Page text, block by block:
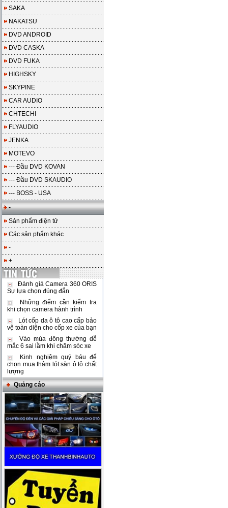
SAKA
NAKATSU
DVD ANDROID
DVD CASKA
DVD FUKA
HIGHSKY
SKYPINE
CAR AUDIO
CHTECHI
FLYAUDIO
JENKA
MOTEVO
--- Đầu DVD KOVAN
--- Đầu DVD SKAUDIO
--- BOSS - USA
-
Sản phẩm điện tử
Các sản phẩm khác
-
+
Đánh giá Camera 360 ORIS
Sự lựa chọn đúng đắn
Những điểm cần kiểm tra
khi chọn camera hành trình
Lót cốp da ô tô cao cấp bảo
vệ toàn diện cho cốp xe của bạn
Vào mùa đông thường dễ
mắc 6 sai lầm khi chăm sóc xe
Kinh nghiệm quý báu để
chọn mua thảm lót sàn ô tô chất
lượng
Quảng cáo